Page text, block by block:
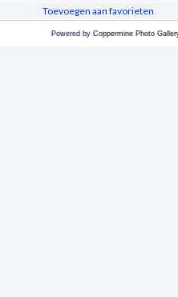
Toevoegen aan favorieten
Powered by Coppermine Photo